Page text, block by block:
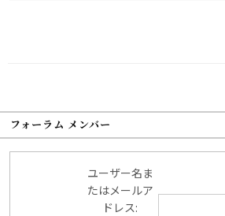
フォーラム メンバー
ユーザー名ま
たはメールア
ドレス: